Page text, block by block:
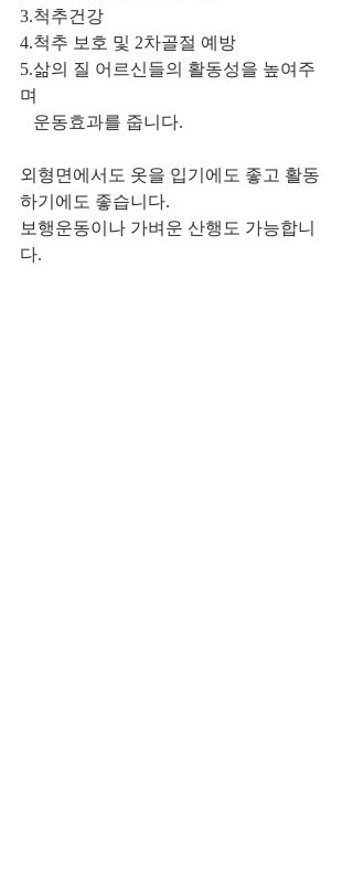
3.척추건강
4.척추 보호 및 2차골절 예방
5.삶의 질 어르신들의 활동성을 높여주
며
   운동효과를 줍니다.
외형면에서도 옷을 입기에도 좋고 활동
하기에도 좋습니다.
보행운동이나 가벼운 산행도 가능합니
다.